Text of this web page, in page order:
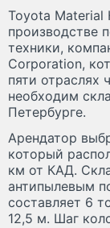
Toyota Material
производстве
техники,
Corporation,
пяти отраслях
необходим
Петербурге.
Арендатор
который
км от КАД.
антипылевым
составляет 6
12,5 м. Шаг